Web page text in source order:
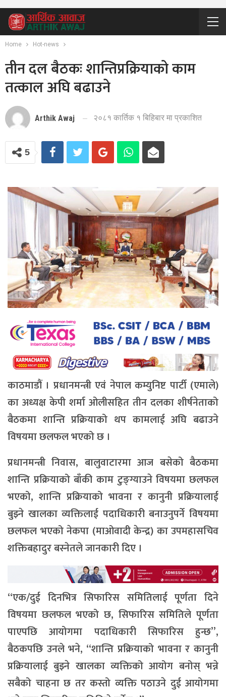
Home Hot-news
तीन दल बैठकः शान्तिप्रक्रियाको काम
तत्काल अघि बढाउने
Arthik Awaj २०८१ कार्तिक १ बिहिबार मा प्रकाशित
5
काठमाडौं । प्रधानमन्त्री एवं नेपाल कम्युनिष्ट पार्टी (एमाले)
का अध्यक्ष केपी शर्मा ओलीसहित तीन दलका शीर्षनेताको
बैठकमा शान्ति प्रक्रियाको थप कामलाई अघि बढाउने
विषयमा छलफल भएको छ ।
प्रधानमन्त्री निवास, बालुवाटारमा आज बसेको बैठकमा
शान्ति प्रक्रियाको बाँकी काम टुङ्ग्याउने विषयमा छलफल
भएको, शान्ति प्रक्रियाको भावना र कानुनी प्रक्रियालाई
बुझ्ने खालका व्यक्तिलाई पदाधिकारी बनाउनुपर्ने विषयमा
छलफल भएको नेकपा (माओवादी केन्द्र) का उपमहासचिव
शक्तिबहादुर बस्नेतले जानकारी दिए ।
“एक/दुई दिनभित्र सिफारिस समितिलाई पूर्णता दिने
विषयमा छलफल भएको छ, सिफारिस समितिले पूर्णता
पाएपछि आयोगमा पदाधिकारी सिफारिस हुन्छ”,
बैठकपछि उनले भने, “शान्ति प्रक्रियाको भावना र कानुनी
प्रक्रियालाई बुझ्ने खालका व्यक्तिको आयोग बनोस् भन्ने
सबैको चाहना छ तर कस्तो व्यक्ति पठाउने दुई आयोगमा